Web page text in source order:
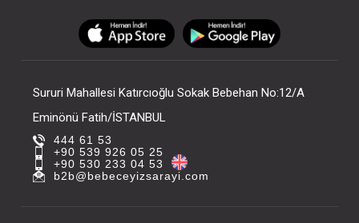
Sururi Mahallesi Katırcıoğlu Sokak Bebehan No:12/A
Eminönü Fatih/İSTANBUL
444 61 53
+90 539 926 05 25
+90 530 233 04 53
b2b@bebeceyizsarayi.com